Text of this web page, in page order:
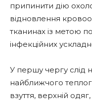
припинити дію
відновлення
тканинах із метою
інфекційних
У першу чергу слід
найближчого
взуття, верхній